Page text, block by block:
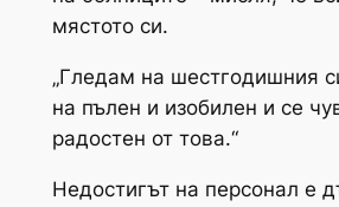
мястото си.
„Гледам на шестгодишния
на пълен и изобилен и се
радостен от това.“
Недостигът на персонал е